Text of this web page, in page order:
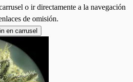
o ir directamente a la navegación
de omisión.
en carrusel